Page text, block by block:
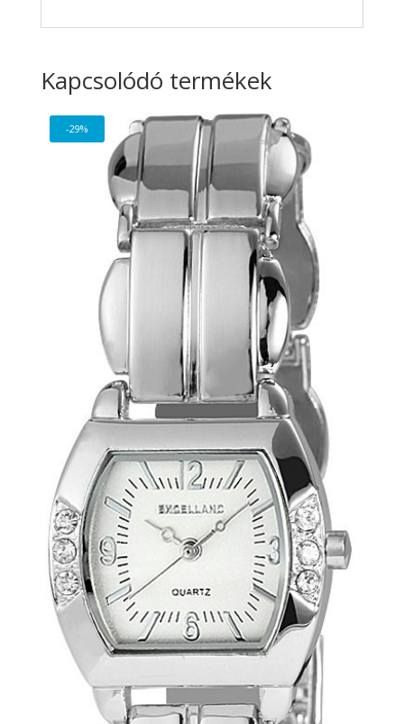
Kapcsolódó termékek
-29%